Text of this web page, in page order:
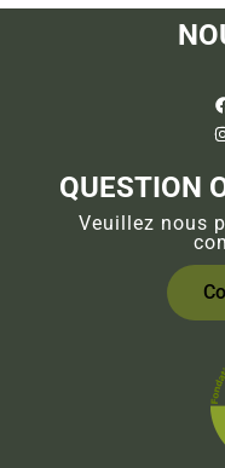
QUESTION
Veuillez nous